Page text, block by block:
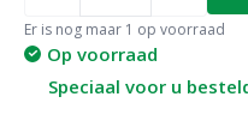
Er is nog maar 1 op voorraad
Op voorraad